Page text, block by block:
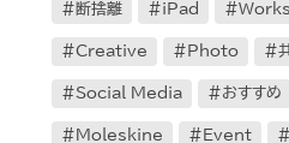
断捨離 iPad
Creative Photo
Social Media おすすめ
Moleskine Event